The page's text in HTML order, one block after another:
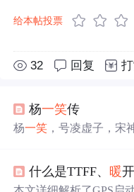
给本帖投票
32 回复
杨一笑传
杨一笑 ，号凌虚子，宋
之卒。
什么是TTFF、 暖